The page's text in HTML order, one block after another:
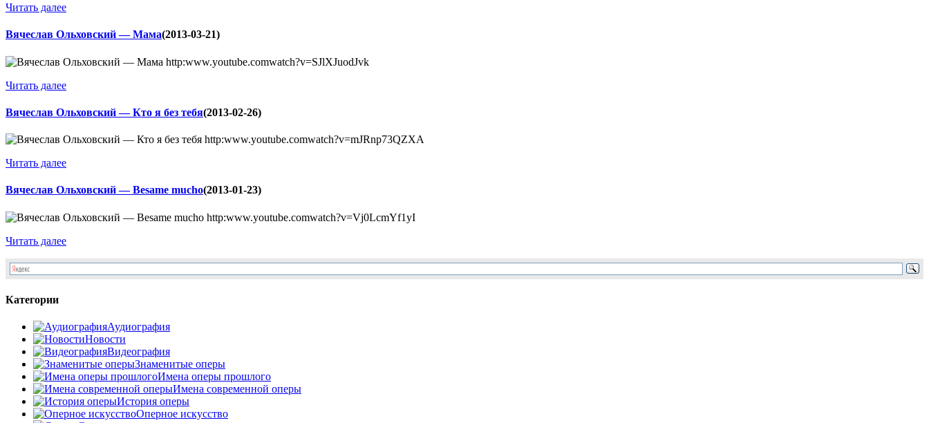
Читать далее
Вячеслав Ольховский — Мама(2013-03-21)
http:www.youtube.comwatch?v=SJlXJuodJvk
Читать далее
Вячеслав Ольховский — Кто я без тебя(2013-02-26)
http:www.youtube.comwatch?v=mJRnp73QZXA
Читать далее
Вячеслав Ольховский — Besame mucho(2013-01-23)
http:www.youtube.comwatch?v=Vj0LcmYf1yI
Читать далее
Категории
Аудиография
Новости
Видеография
Знаменитые оперы
Имена оперы прошлого
Имена современной оперы
История оперы
Оперное искусство